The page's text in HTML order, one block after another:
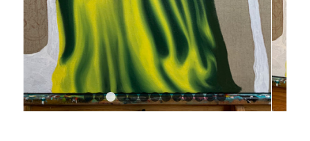
1 2 3 4 5 6 7 8 9 1011 12